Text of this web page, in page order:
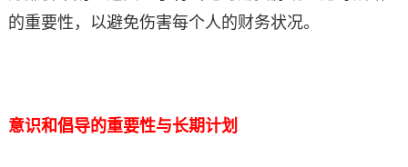
的重要性，以避免伤害每个人的财务状况。
意识和倡导的重要性与长期计划